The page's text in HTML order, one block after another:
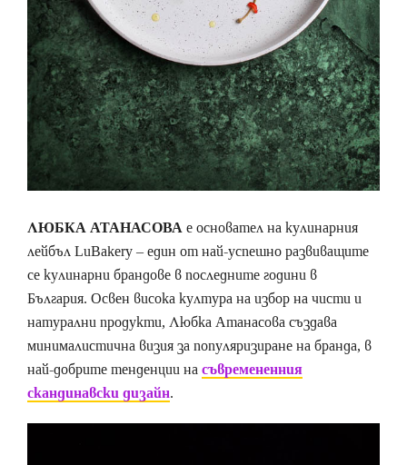
ЛЮБКА АТАНАСОВАе основател на кулинарния
лейбъл LuBakery – един от най-успешно развиващите
се кулинарни брандове в последните години в
България. Освен висока култура на избор на чисти и
натурални продукти, Любка Атанасова създава
минималистична визия за популяризиране на бранда, в
най-добрите тенденции насъвремененния
скандинавски дизайн.